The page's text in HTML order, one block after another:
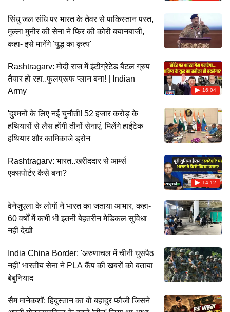
सिंधु जल संधि पर भारत के तेवर से पाकिस्तान पस्त,
मुल्ला मुनीर की सेना ने फिर की कोरी बयानबाजी,
कहा- इसे मानेंगे 'युद्ध का कृत्य'
16:04
Rashtragarv: मोदी राज में इंटीग्रेटेड बैटल ग्रुप
तैयार हो रहा..फुलप्रूफ प्लान बना! | Indian
Army
'दुश्मनों के लिए नई चुनौती! 52 हजार करोड़ के
हथियारों से लैस होंगी तीनों सेनाएं, मिलेंगे हाईटेक
हथियार और कामिकाजे ड्रोन
14:12
Rashtragarv: भारत..खरीददार से आर्म्स
एक्सपोर्टर कैसे बना?
वेनेजुएला के लोगों ने भारत का जताया आभार, कहा-
60 वर्षों में कभी भी इतनी बेहतरीन मेडिकल सुविधा
नहीं देखी
India China Border: 'अरुणाचल में चीनी घुसपैठ
नहीं' भारतीय सेना ने PLA कैंप की खबरों को बताया
बेबुनियाद
सैम मानेकशॉ: हिंदुस्तान का वो बहादुर फौजी जिसने